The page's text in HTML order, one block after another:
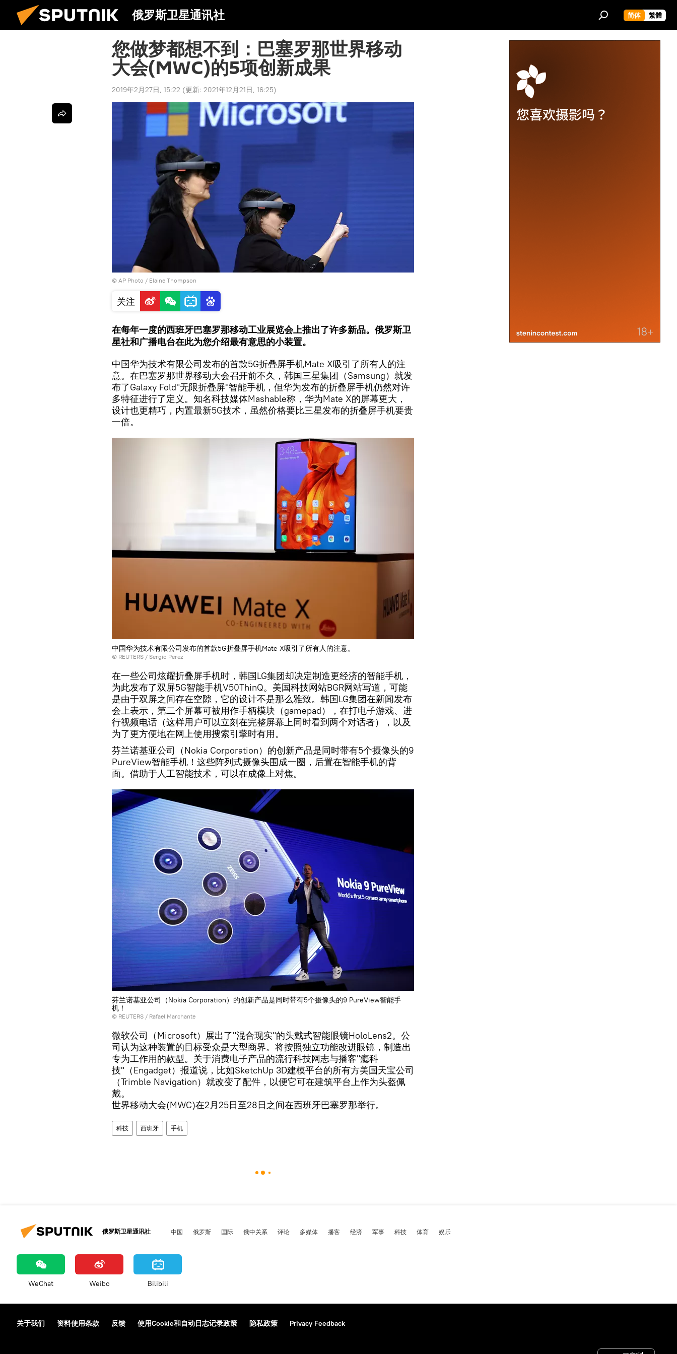
俄罗斯卫星通讯社 简体 繁體
您做梦都想不到：巴塞罗那世界移动
大会(MWC)的5项创新成果
2019年2月27日, 15:22 (更新: 2021年12月21日, 16:25)
© AP Photo / Elaine Thompson
关注
在每年一度的西班牙巴塞罗那移动工业展览会上推出了许多新品。俄罗斯卫
星社和广播电台在此为您介绍最有意思的小装置。
中国华为技术有限公司发布的首款5G折叠屏手机Mate X吸引了所有人的注
意。在巴塞罗那世界移动大会召开前不久，韩国三星集团（Samsung）就发
布了Galaxy Fold"无限折叠屏"智能手机，但华为发布的折叠屏手机仍然对许
多特征进行了定义。知名科技媒体Mashable称，华为Mate X的屏幕更大，
设计也更精巧，内置最新5G技术，虽然价格要比三星发布的折叠屏手机要贵
一倍。
中国华为技术有限公司发布的首款5G折叠屏手机Mate X吸引了所有人的注意。
© REUTERS / Sergio Perez
在一些公司炫耀折叠屏手机时，韩国LG集团却决定制造更经济的智能手机，
为此发布了双屏5G智能手机V50ThinQ。美国科技网站BGR网站写道，可能
是由于双屏之间存在空隙，它的设计不是那么雅致。韩国LG集团在新闻发布
会上表示，第二个屏幕可被用作手柄模块（gamepad），在打电子游戏、进
行视频电话（这样用户可以立刻在完整屏幕上同时看到两个对话者），以及
为了更方便地在网上使用搜索引擎时有用。
芬兰诺基亚公司（Nokia Corporation）的创新产品是同时带有5个摄像头的9
PureView智能手机！这些阵列式摄像头围成一圈，后置在智能手机的背
面。借助于人工智能技术，可以在成像上对焦。
芬兰诺基亚公司（Nokia Corporation）的创新产品是同时带有5个摄像头的9 PureView智能手
机！
© REUTERS / Rafael Marchante
微软公司（Microsoft）展出了"混合现实"的头戴式智能眼镜HoloLens2。公
司认为这种装置的目标受众是大型商界。将按照独立功能改进眼镜，制造出
专为工作用的款型。关于消费电子产品的流行科技网志与播客"瘾科
技"（Engadget）报道说，比如SketchUp 3D建模平台的所有方美国天宝公司
（Trimble Navigation）就改变了配件，以便它可在建筑平台上作为头盔佩
戴。
世界移动大会(MWC)在2月25日至28日之间在西班牙巴塞罗那举行。
科技 西班牙 手机
俄罗斯卫星通讯社 中国 俄罗斯 国际 俄中关系 评论 多媒体 播客 经济 军事 科技 体育 娱乐
WeChat Weibo Bilibili
关于我们 资料使用条款 反馈 使用Cookie和自动日志记录政策 隐私政策 Privacy Feedback